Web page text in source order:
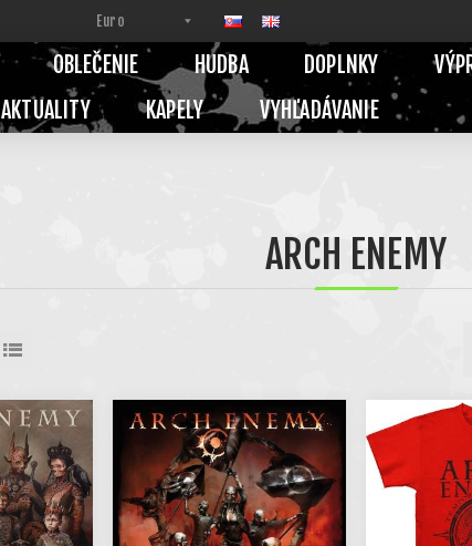
OBLEČENIE HUDBA DOPLNKY
AKTUALITY
KAPELY VYHĽADÁVANIE
ARCH ENEMY